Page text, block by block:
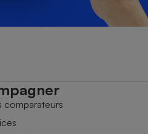
comparateurs